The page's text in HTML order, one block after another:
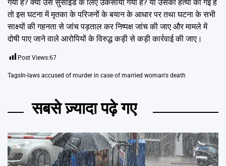
गया है? क्या उसे सुसाइड के लिए उकसाया गया है? या उसकी हत्या की गई है
तो इस घटना में मृतका के परिजनों के बयान के आधार पर तथा घटना के सभी
साक्ष्यों की गहनता से जांच पड़ताल कर निष्पक्ष जांच की जाए और मामले में
दोषी पाए जाने वाले आरोपियों के विरुद्ध कड़ी से कड़ी कार्रवाई की जाए।
Post Views:67
Tags In-laws accused of murder in case of married woman's death
सबसे ज़्यादा पढ़े गए